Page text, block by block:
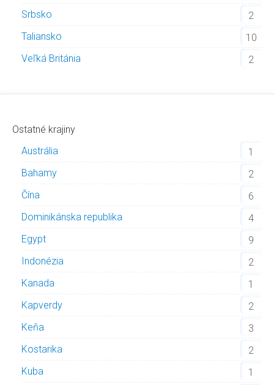
Srbsko
2
Taliansko
10
Veľká Británia
2
Ostatné krajiny
Austrália
1
Bahamy
2
Čína
6
Dominikánska republika
4
Egypt
9
Indonézia
2
Kanada
1
Kapverdy
2
Keňa
3
Kostarika
2
Kuba
1